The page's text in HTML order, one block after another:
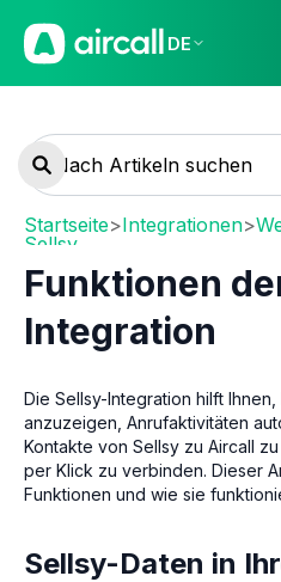
DE
Startseite>Integrationen>
Sellsy
Funktionen
Integration
Die Sellsy-Integration hilft
anzuzeigen, Anrufaktivitäten
Kontakte von Sellsy zu Aircall
per Klick zu verbinden. Dieser
Funktionen und wie sie
Sellsy-Daten in